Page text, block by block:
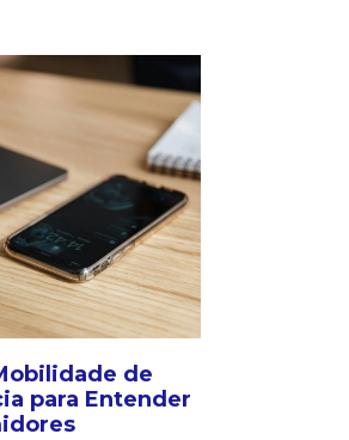
de
para Entender